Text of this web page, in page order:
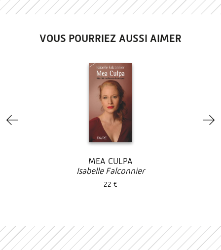
VOUS POURRIEZ AUSSI AIMER
MEA CULPA
Isabelle Falconnier
22 €